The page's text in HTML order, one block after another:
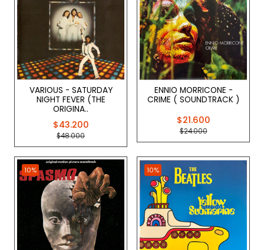
VARIOUS - SATURDAY
NIGHT FEVER (THE
ORIGINA..
$43.200
$48.000
ENNIO MORRICONE -
CRIME ( SOUNDTRACK )
$21.600
$24.000
10% 10%